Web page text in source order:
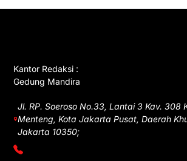
Kantor Redaksi :
Gedung Mandira
Jl. RP. Soeroso No.33, Lantai 3 Kav. 308
Menteng, Kota Jakarta Pusat, Daerah
Jakarta 10350;
(021) 3908026